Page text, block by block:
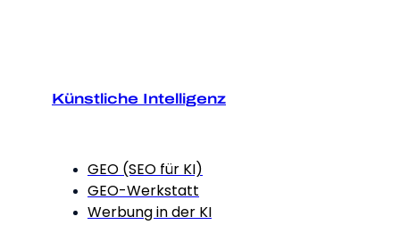
Künstliche Intelligenz
GEO (SEO für KI)
GEO-Werkstatt
Werbung in der KI